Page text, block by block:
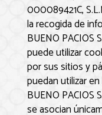
000089421C,
la recogida de
BUENO PACIOS
puede utilizar
por sus sitios y
puedan utilizar
BUENO PACIOS
se asocian